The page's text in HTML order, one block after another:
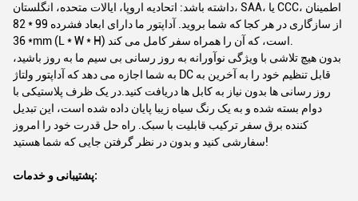
داشته باشد: اتحادیه اروپا، ایالات متحده، انگلستان، SAA، یا CCC، اطمینان
از سازگاری در هر کجا که شما بروید. آداپتور ما دارای ابعاد فشرده 99 * 82
* 36mm (L * W * H) است، که آن را همراه سفر کامل می کند.
بدون هیچ تلاشی با ویژگی نوآورانه به روز رسانی بی سیم ما به روز باشید،
به شما اجازه می دهد که آداپتور ولتاژ DC قابل تنظیم خود را به آخرین به
روز رسانی ها بدون نیاز به کابل ها دریافت کنید.در یک ظرف پلاستیکی با
دوام بسته شده و به یک رنگ سیاه زیبا پایان داده شده است، این تبدیل
کننده برق سفر ترکیب قابلیت با سبک. راه حل قدرت خود را امروز
سفارشی کنید و بدون در نظر گرفتن جایی که شما هستید!
پشتیبانی و خدمات: